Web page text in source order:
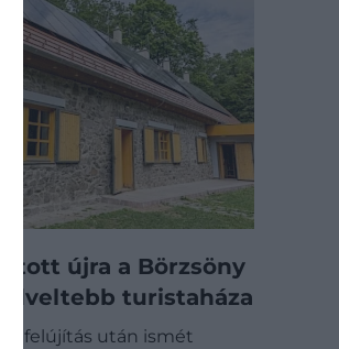
újra a Börzsöny
turistaháza
felújítás után ismét